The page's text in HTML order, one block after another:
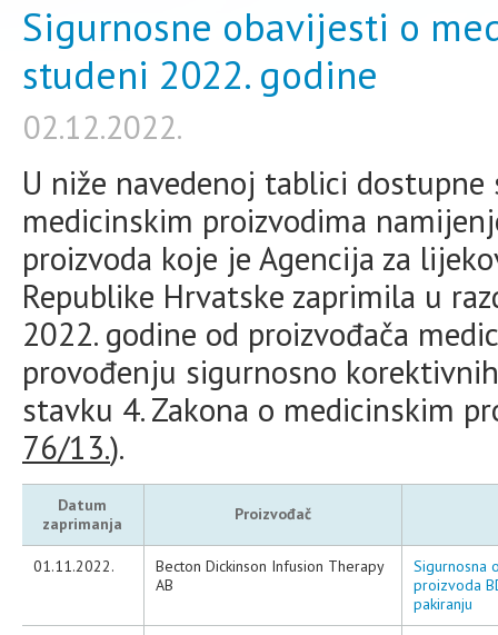
Sigurnosne obavijesti o
studeni 2022. godine
02.12.2022.
U niže navedenoj tablici
medicinskim proizvodima
proizvoda koje je Agencija za
Republike Hrvatske zaprimila u
2022. godine od proizvođača
provođenju sigurnosno
stavku 4. Zakona o medicinskim
76/13.).
Datum
zaprimanja
Proizvođač
01.11.2022.
Becton Dickinson Infusion Therapy
AB
Sigurnosna
proizvoda
pakiranju